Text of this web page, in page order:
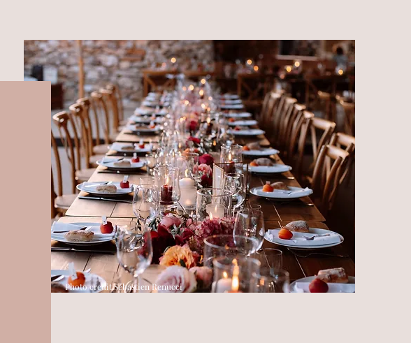
Photo credit Sébastien Renucci